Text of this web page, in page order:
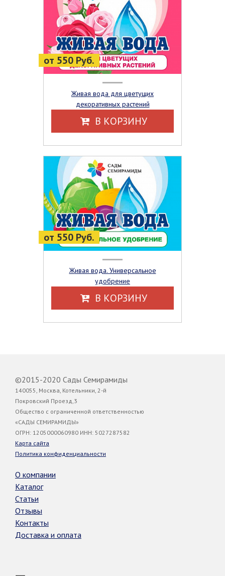
от 550 Руб.
Живая вода для цветущих
декоративных растений
В КОРЗИНУ
от 550 Руб.
Живая вода. Универсальное
удобрение
В КОРЗИНУ
©2015-2020 Сады Семирамиды
140055, Москва, Котельники, 2-й
Покровский Проезд,3
Общество с ограниченной ответственностью
«САДЫ СЕМИРАМИДЫ»
ОГРН: 1205000060980 ИНН: 5027287582
Карта сайта
Политика конфиденциальности
О компании
Каталог
Статьи
Отзывы
Контакты
Доставка и оплата